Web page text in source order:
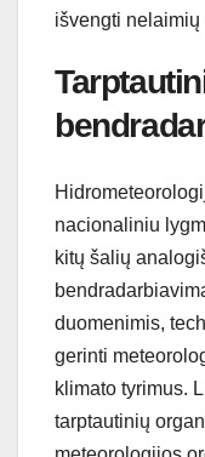
išvengti
nacionaliniu
kitų šalių
duomenimis,
gerinti
klimato tyrimus.
tarptautinių